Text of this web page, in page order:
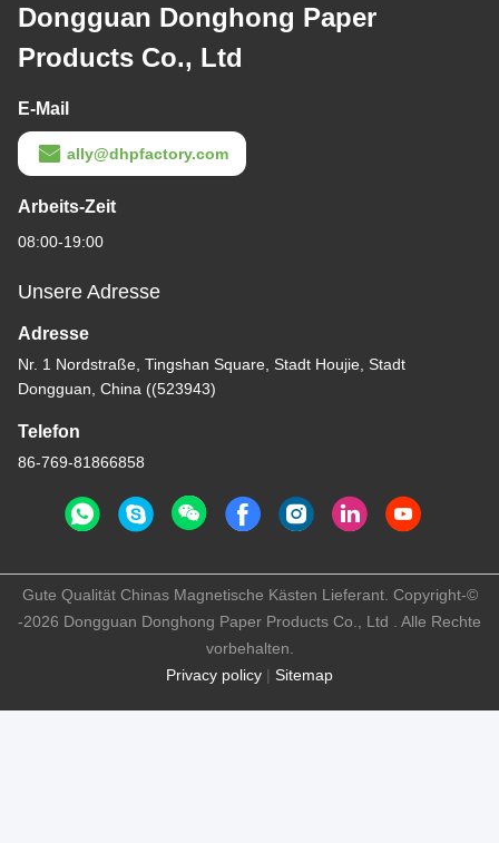
Dongguan Donghong Paper
Products Co., Ltd
E-Mail
ally@dhpfactory.com
Arbeits-Zeit
08:00-19:00
Unsere Adresse
Adresse
Nr. 1 Nordstraße, Tingshan Square, Stadt Houjie, Stadt
Dongguan, China ((523943)
Telefon
86-769-81866858
Privacy policy | Sitemap
Gute Qualität Chinas Magnetische Kästen Lieferant. Copyright-©
-2026 Dongguan Donghong Paper Products Co., Ltd . Alle Rechte
vorbehalten.